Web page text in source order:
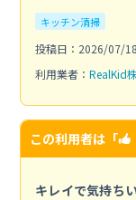
キッチン清掃
投稿日：2026/07/18
利用業者： RealKid
この利用者は「
キレイで気持ち